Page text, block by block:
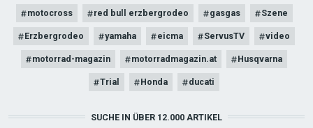
motocross red bull erzbergrodeo gasgas Szene
Erzbergrodeo yamaha eicma ServusTV video
motorrad-magazin motorradmagazin.at Husqvarna
Trial Honda ducati
SUCHE IN ÜBER 12.000 ARTIKEL